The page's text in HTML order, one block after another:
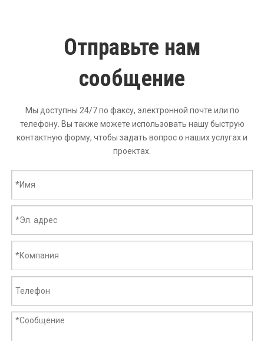
Отправьте нам
сообщение
Мы доступны 24/7 по факсу, электронной почте или по
телефону. Вы также можете использовать нашу быструю
контактную форму, чтобы задать вопрос о наших услугах и
проектах.